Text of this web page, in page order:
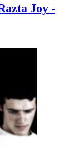
Joy -